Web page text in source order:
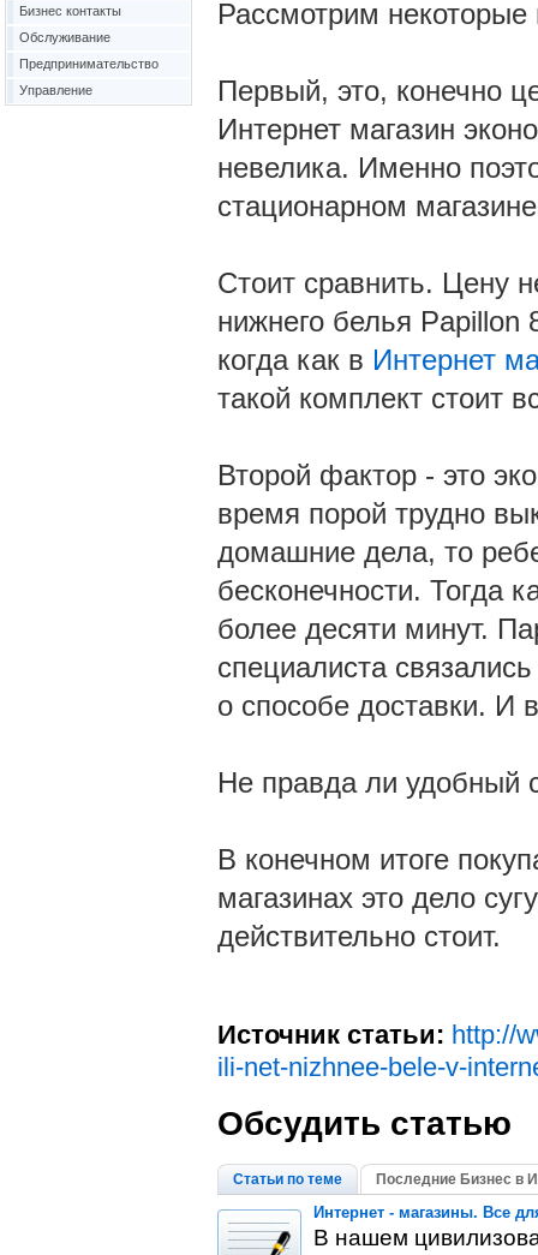
Рассмотрим
Первый, это, конечно
Интернет магазин
невелика. Именно
стационарном
Стоит сравнить. Цену
нижнего белья Papillon
когда как в Интернет
такой комплект стоит
Второй фактор - это
время порой трудно
домашние дела, то
бесконечности. Тогда
более десяти минут.
специалиста
о способе доставки. И
Не правда ли удобный
В конечном итоге
магазинах это дело
действительно стоит.
Источник статьи: http://
ili-net-nizhnee-bele-v-
Обсудить статью
Статьи по теме Последние Бизнес в
Интернет - магазины. Все
В нашем
Бизнес контакты
Обслуживание
Предпринимательство
Управление